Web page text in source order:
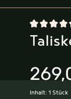
Inhalt:1 Stück